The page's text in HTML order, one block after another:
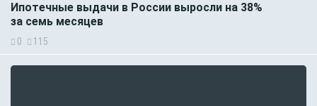
Ипотечные выдачи в России выросли на 38%
за семь месяцев
0 115